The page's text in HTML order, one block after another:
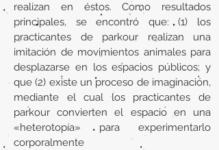
realizan en éstos. Como resultados
principales, se encontró que: (1) los
practicantes de parkour realizan una
imitación de movimientos animales para
desplazarse en los espacios públicos; y
que (2) existe un proceso de imaginación,
mediante el cual los practicantes de
parkour convierten el espacio en una
«heterotopía» para experimentarlo
corporalmente